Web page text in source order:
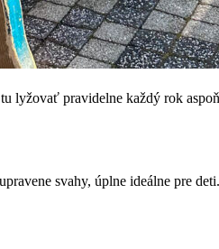
lyžovať pravidelne každý rok
svahy, úplne ideálne pre